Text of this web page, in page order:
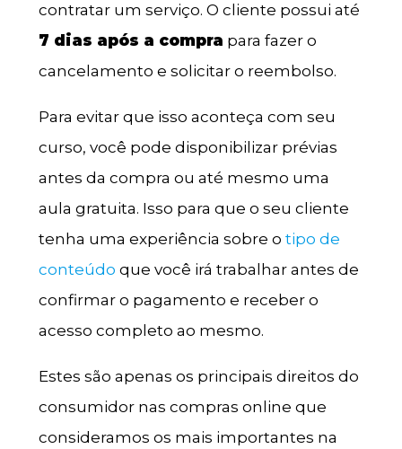
contratar um serviço. O cliente possui até
7 dias após a compra para fazer o
cancelamento e solicitar o reembolso.
Para evitar que isso aconteça com seu
curso, você pode disponibilizar prévias
antes da compra ou até mesmo uma
aula gratuita. Isso para que o seu cliente
tenha uma experiência sobre o tipo de
conteúdo que você irá trabalhar antes de
confirmar o pagamento e receber o
acesso completo ao mesmo.
Estes são apenas os principais direitos do
consumidor nas compras online que
consideramos os mais importantes na